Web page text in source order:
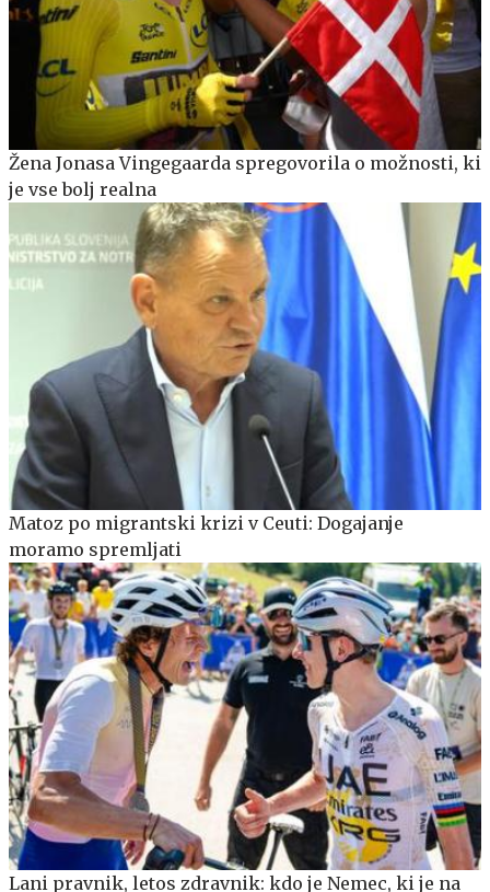
Žena Jonasa Vingegaarda spregovorila o možnosti, ki
je vse bolj realna
Matoz po migrantski krizi v Ceuti: Dogajanje
moramo spremljati
Lani pravnik, letos zdravnik: kdo je Nemec, ki je na